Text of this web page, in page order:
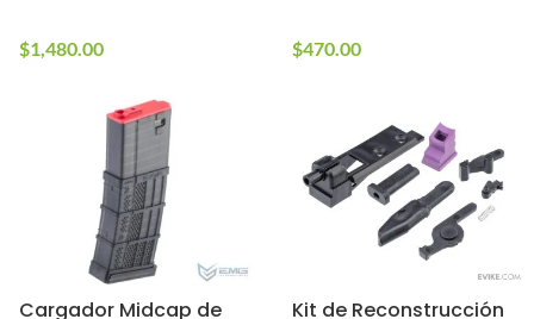
$1,480.00 $470.00
Cargador Midcap de
Kit de Reconstrucción